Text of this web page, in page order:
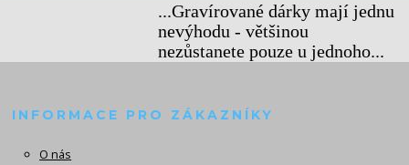
...Gravírované dárky mají jednu
nevýhodu - většinou
nezůstanete pouze u jednoho...
INFORMACE PRO ZÁKAZNÍKY
O nás